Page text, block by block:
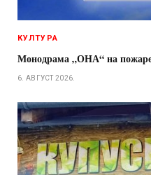
КУЛТУРА
Монодрама „ОНА“ на
6. АВГУСТ 2026.